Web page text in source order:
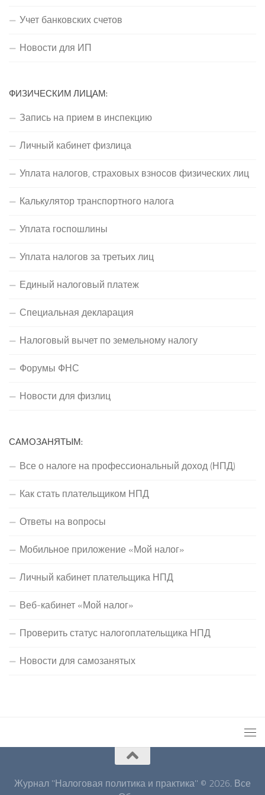
Учет банковских счетов
Новости для ИП
ФИЗИЧЕСКИМ ЛИЦАМ:
Запись на прием в инспекцию
Личный кабинет физлица
Уплата налогов, страховых взносов физических лиц
Калькулятор транспортного налога
Уплата госпошлины
Уплата налогов за третьих лиц
Единый налоговый платеж
Специальная декларация
Налоговый вычет по земельному налогу
Форумы ФНС
Новости для физлиц
САМОЗАНЯТЫМ:
Все о налоге на профессиональный доход (НПД)
Как стать плательщиком НПД
Ответы на вопросы
Мобильное приложение «Мой налог»
Личный кабинет плательщика НПД
Веб-кабинет «Мой налог»
Проверить статус налогоплательщика НПД
Новости для самозанятых
Журнал "Налоговая политика и практика" © 2026. Все